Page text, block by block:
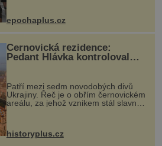
návštěvníků, kteří si vychutnávají
kultur...
epochaplus.cz
Černovická rezidence:
Pedant Hlávka kontroloval
Patří mezi sedm novodobých divů
Ukrajiny. Řeč je o obřím černovickém
areálu, za jehož vznikem stál slavný
český architekt Josef Hlávka. Ten si
na něm dal mimořádně záležet. Jeho
historyplus.cz